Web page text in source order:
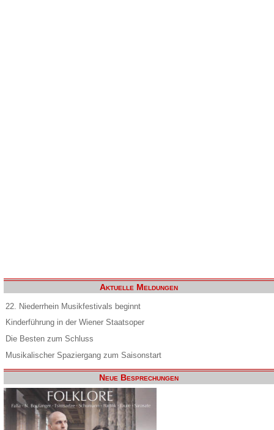
Aktuelle Meldungen
22. Niederrhein Musikfestivals beginnt
Kinderführung in der Wiener Staatsoper
Die Besten zum Schluss
Musikalischer Spaziergang zum Saisonstart
Neue Besprechungen